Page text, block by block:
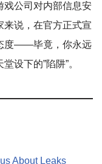
戏公司对内部信息安
来说，在官方正式宣
度——毕竟，你永远
设下的”陷阱”。
About Leaks